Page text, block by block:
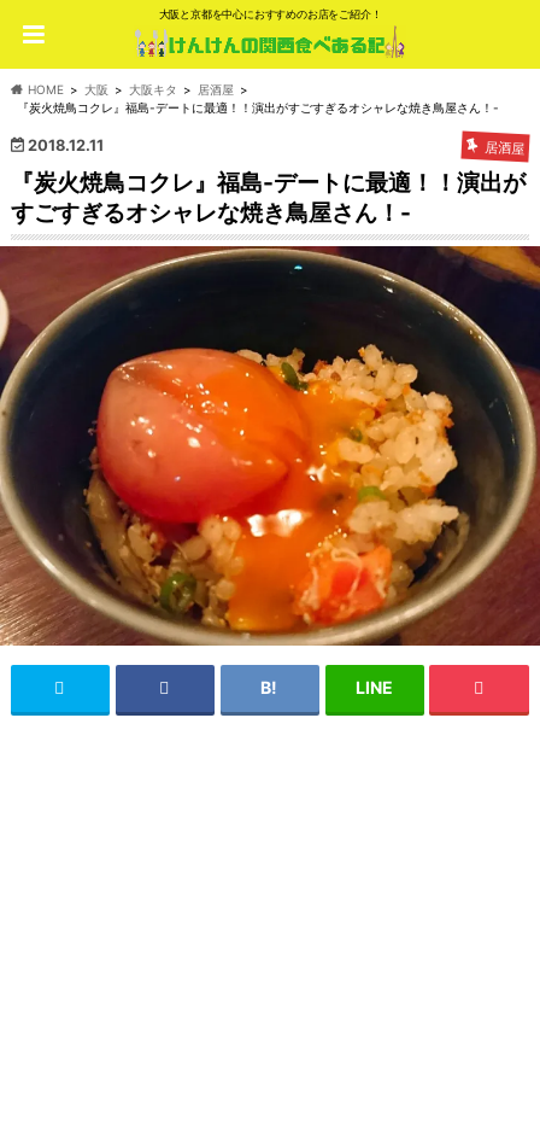
大阪と京都を中心におすすめのお店をご紹介！
HOME 大阪 大阪キタ
居酒屋
『炭火焼鳥コクレ』福島-デートに最適！！演出がすごすぎるオシャレな焼き鳥屋さん！-
2018.12.11 居酒屋
『炭火焼鳥コクレ』福島-デートに最適！！演出が
すごすぎるオシャレな焼き鳥屋さん！-